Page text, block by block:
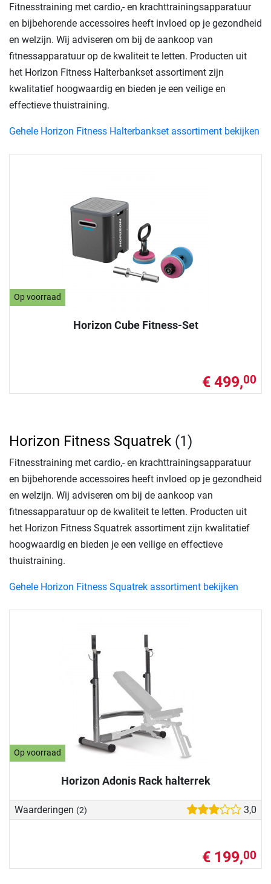
Op voorraad
Horizon Cube Fitness-Set
€ 499,00
Fitnesstraining met cardio,- en krachttrainingsapparatuur
en bijbehorende accessoires heeft invloed op je gezondheid
en welzijn. Wij adviseren om bij de aankoop van
fitnessapparatuur op de kwaliteit te letten. Producten uit
het Horizon Fitness Halterbankset assortiment zijn
kwalitatief hoogwaardig en bieden je een veilige en
effectieve thuistraining.
Gehele Horizon Fitness Halterbankset assortiment bekijken
Op voorraad
Horizon Adonis Rack halterrek
Waarderingen (2) 3,0
€ 199,00
Horizon Fitness Squatrek (1)
Fitnesstraining met cardio,- en krachttrainingsapparatuur
en bijbehorende accessoires heeft invloed op je gezondheid
en welzijn. Wij adviseren om bij de aankoop van
fitnessapparatuur op de kwaliteit te letten. Producten uit
het Horizon Fitness Squatrek assortiment zijn kwalitatief
hoogwaardig en bieden je een veilige en effectieve
thuistraining.
Gehele Horizon Fitness Squatrek assortiment bekijken